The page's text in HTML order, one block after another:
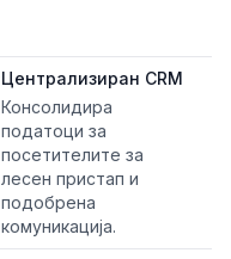
Централизиран CRM
Консолидира
податоци за
посетителите за
лесен пристап и
подобрена
комуникација.